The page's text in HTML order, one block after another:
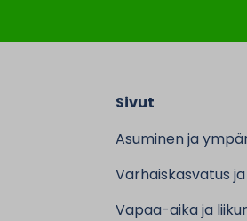
Sivut
Asuminen ja
Varhaiskasvatus
Vapaa-aika ja